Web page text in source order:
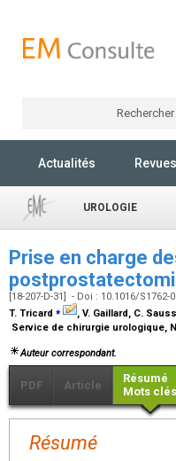
Rechercher
Actualités Revues
UROLOGIE
Prise en charge
[18-207-D-31] - Doi : 10.1016/S1762-
T. Tricard ⁎
, V. Gaillard, C.
Service de chirurgie urologique,
Auteur correspondant.
PDF Article
Résumé
Mots clés
Résumé